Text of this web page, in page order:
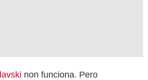
non funciona. Pero